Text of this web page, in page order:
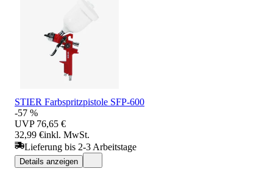
STIER Farbspritzpistole SFP-600
-57 %
UVP 76,65 €
32,99 €inkl. MwSt.
Lieferung bis 2-3 Arbeitstage
Details anzeigen